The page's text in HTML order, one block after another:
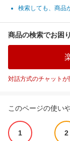
検索しても、商品
商品の検索でお困
対話方式のチャットが
このページの使い
1 2